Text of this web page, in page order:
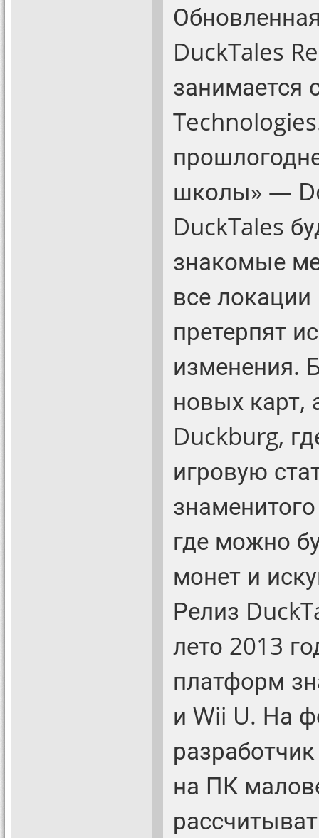
DuckTales
занимается
школы» —
DuckTales
знакомые
все
претерпят
изменения.
новых карт,
Duckburg,
игровую
где можно
монет и
Релиз
лето 2013
платформ
и Wii U. На
на ПК